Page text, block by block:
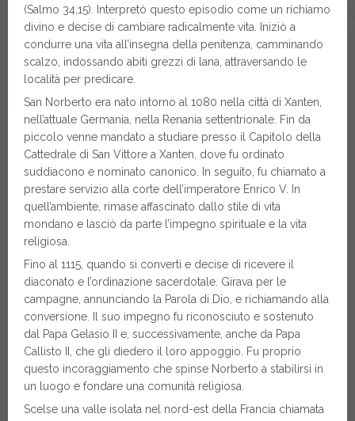
(Salmo 34,15). Interpretò questo episodio come un richiamo
divino e decise di cambiare radicalmente vita. Iniziò a
condurre una vita all’insegna della penitenza, camminando
scalzo, indossando abiti grezzi di lana, attraversando le
località per predicare.
San Norberto era nato intorno al 1080 nella città di Xanten,
nell’attuale Germania, nella Renania settentrionale. Fin da
piccolo venne mandato a studiare presso il Capitolo della
Cattedrale di San Vittore a Xanten, dove fu ordinato
suddiacono e nominato canonico. In seguito, fu chiamato a
prestare servizio alla corte dell’imperatore Enrico V. In
quell’ambiente, rimase affascinato dallo stile di vita
mondano e lasciò da parte l’impegno spirituale e la vita
religiosa.
Fino al 1115, quando si convertì e decise di ricevere il
diaconato e l’ordinazione sacerdotale. Girava per le
campagne, annunciando la Parola di Dio, e richiamando alla
conversione. Il suo impegno fu riconosciuto e sostenuto
dal Papa Gelasio II e, successivamente, anche da Papa
Callisto II, che gli diedero il loro appoggio. Fu proprio
questo incoraggiamento che spinse Norberto a stabilirsi in
un luogo e fondare una comunità religiosa.
Scelse una valle isolata nel nord-est della Francia chiamata